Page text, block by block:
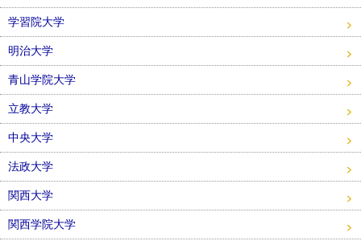
学習院大学
明治大学
青山学院大学
立教大学
中央大学
法政大学
関西大学
関西学院大学